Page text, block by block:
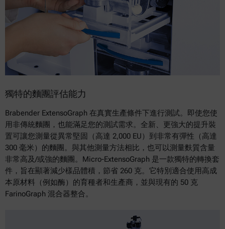
獨特的麵團評估能力
Brabender ExtensoGraph 在真實生產條件下進行測試。即使您使
用非傳統麵團，也能滿足您的測試需求。全新、更強大的提升裝
置可讓您測量從異常堅固（高達 2,000 EU）到非常有彈性（高達
300 毫米）的麵團。與其他測量方法相比，也可以測量麩質含量
非常高及/或強的麵團。Micro-ExtensoGraph 是一款獨特的轉換套
件，旨在顯著減少樣品體積，節省 260 克。它特別適合使用高成
本原材料（例如酶）的育種者和生產商，並與現有的 50 克
FarinoGraph 混合器整合。